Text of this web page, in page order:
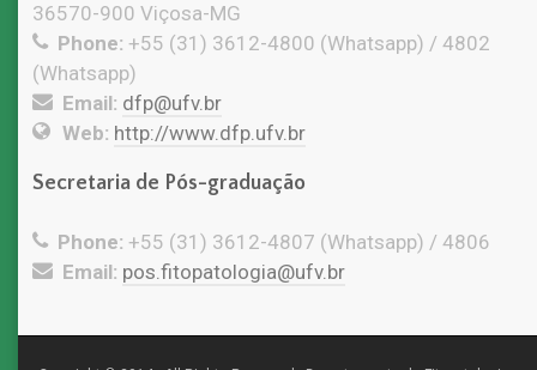
36570-900 Viçosa-MG
Phone: +55 (31) 3612-4800 (Whatsapp) / 4802
(Whatsapp)
Email: dfp@ufv.br
Web: http://www.dfp.ufv.br
Secretaria de Pós-graduação
Phone: +55 (31) 3612-4807 (Whatsapp) / 4806
Email: pos.fitopatologia@ufv.br